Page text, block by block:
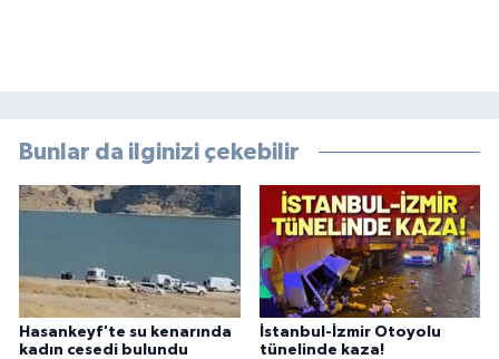
Bunlar da ilginizi çekebilir
Hasankeyf'te su kenarında
kadın cesedi bulundu
İstanbul-İzmir Otoyolu
tünelinde kaza!